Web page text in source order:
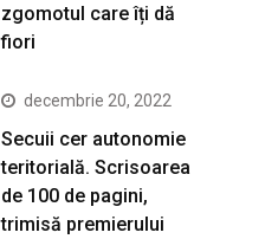
zgomotul care îți dă
fiori
decembrie 20, 2022
Secuii cer autonomie
teritorială. Scrisoarea
de 100 de pagini,
trimisă premierului